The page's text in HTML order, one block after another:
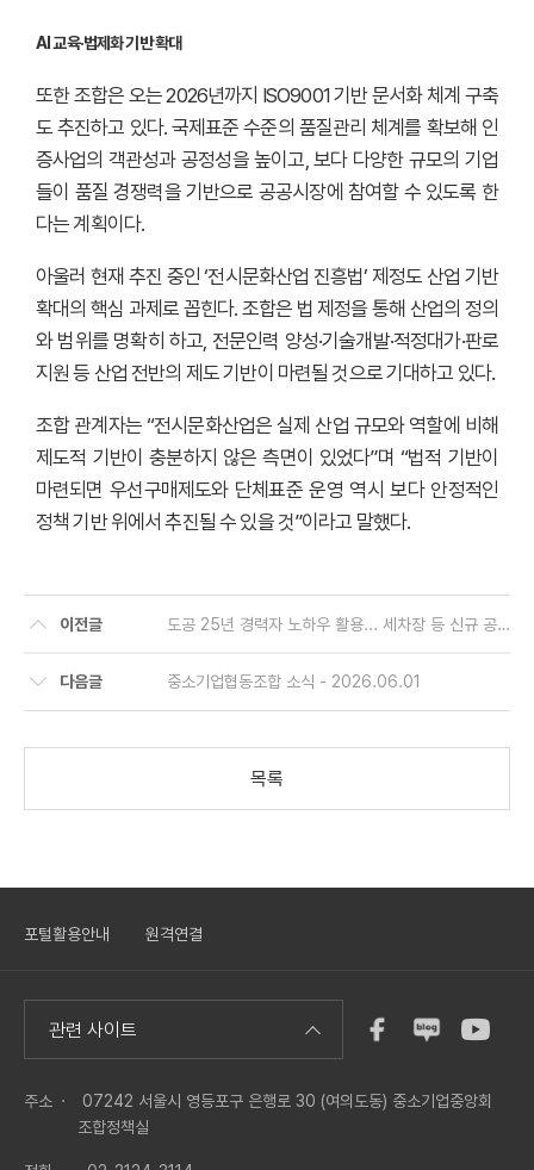
AI 교육·법제화 기반 확대
또한 조합은 오는 2026년까지 ISO9001 기반 문서화 체계 구축
도 추진하고 있다. 국제표준 수준의 품질관리 체계를 확보해 인
증사업의 객관성과 공정성을 높이고, 보다 다양한 규모의 기업
들이 품질 경쟁력을 기반으로 공공시장에 참여할 수 있도록 한
다는 계획이다.
아울러 현재 추진 중인 ‘전시문화산업 진흥법’ 제정도 산업 기반
확대의 핵심 과제로 꼽힌다. 조합은 법 제정을 통해 산업의 정의
와 범위를 명확히 하고, 전문인력 양성·기술개발·적정대가·판로
지원 등 산업 전반의 제도 기반이 마련될 것으로 기대하고 있다.
조합 관계자는 “전시문화산업은 실제 산업 규모와 역할에 비해
제도적 기반이 충분하지 않은 측면이 있었다”며 “법적 기반이
마련되면 우선구매제도와 단체표준 운영 역시 보다 안정적인
정책 기반 위에서 추진될 수 있을 것”이라고 말했다.
이전글 도공 25년 경력자 노하우 활용... 세차장 등 신규 공동사업 발굴
다음글 중소기업협동조합 소식 - 2026.06.01
목록
포털활용안내 원격연결
관련 사이트
주소 ·
07242 서울시 영등포구 은행로 30 (여의도동) 중소기업중앙회
조합정책실